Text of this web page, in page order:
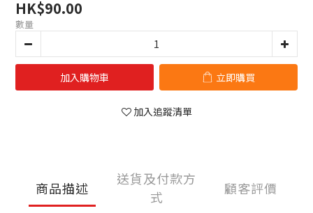
HK$90.00
數量
加入購物車 立即購買
加入追蹤清單
商品描述
送貨及付款方
式
顧客評價